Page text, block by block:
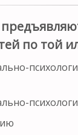
по той